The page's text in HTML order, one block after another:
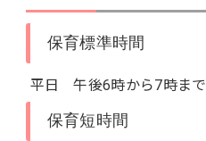
保育標準時間
平日 午後6時から7時まで
保育短時間